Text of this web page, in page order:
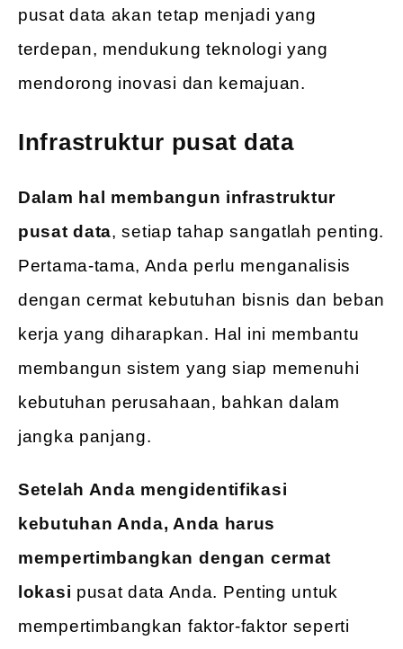
pusat data akan tetap menjadi yang
terdepan, mendukung teknologi yang
mendorong inovasi dan kemajuan.
Infrastruktur pusat data
Dalam hal membangun infrastruktur
pusat data, setiap tahap sangatlah penting.
Pertama-tama, Anda perlu menganalisis
dengan cermat kebutuhan bisnis dan beban
kerja yang diharapkan. Hal ini membantu
membangun sistem yang siap memenuhi
kebutuhan perusahaan, bahkan dalam
jangka panjang.
Setelah Anda mengidentifikasi
kebutuhan Anda, Anda harus
mempertimbangkan dengan cermat
lokasi pusat data Anda. Penting untuk
mempertimbangkan faktor-faktor seperti